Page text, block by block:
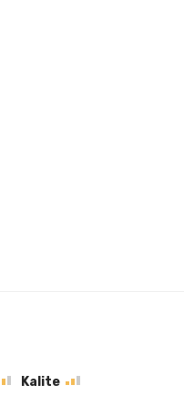
Kalite